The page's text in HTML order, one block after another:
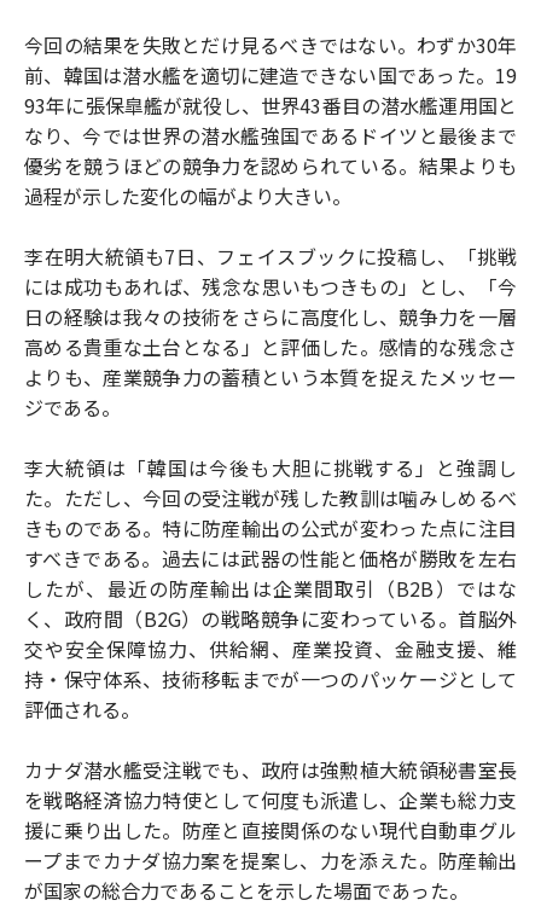
今回の結果を失敗とだけ見るべきではない。わずか30年
前、韓国は潜水艦を適切に建造できない国であった。19
93年に張保皐艦が就役し、世界43番目の潜水艦運用国と
なり、今では世界の潜水艦強国であるドイツと最後まで
優劣を競うほどの競争力を認められている。結果よりも
過程が示した変化の幅がより大きい。
李在明大統領も7日、フェイスブックに投稿し、「挑戦
には成功もあれば、残念な思いもつきもの」とし、「今
日の経験は我々の技術をさらに高度化し、競争力を一層
高める貴重な土台となる」と評価した。感情的な残念さ
よりも、産業競争力の蓄積という本質を捉えたメッセー
ジである。
李大統領は「韓国は今後も大胆に挑戦する」と強調し
た。ただし、今回の受注戦が残した教訓は噛みしめるべ
きものである。特に防産輸出の公式が変わった点に注目
すべきである。過去には武器の性能と価格が勝敗を左右
したが、最近の防産輸出は企業間取引（B2B）ではな
く、政府間（B2G）の戦略競争に変わっている。首脳外
交や安全保障協力、供給網、産業投資、金融支援、維
持・保守体系、技術移転までが一つのパッケージとして
評価される。
カナダ潜水艦受注戦でも、政府は強勲植大統領秘書室長
を戦略経済協力特使として何度も派遣し、企業も総力支
援に乗り出した。防産と直接関係のない現代自動車グル
ープまでカナダ協力案を提案し、力を添えた。防産輸出
が国家の総合力であることを示した場面であった。